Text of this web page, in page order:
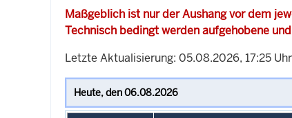
Maßgeblich ist nur der Aushang vor dem
Technisch bedingt werden aufgehobene
Letzte Aktualisierung: 05.08.2026, 17:25 Uhr